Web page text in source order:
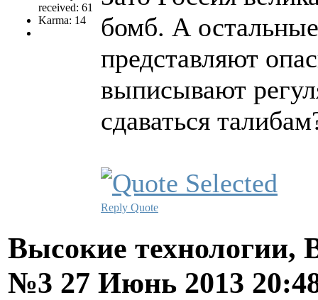
received: 61
Karma: 14
бомб. А
представляют
выписывают
сдаваться
Reply Quote
Высокие технологии,
№3 27 Июнь 2013